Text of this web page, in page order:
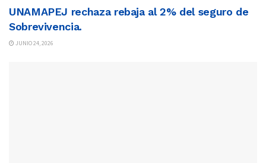
UNAMAPEJ rechaza rebaja al 2% del seguro de
Sobrevivencia.
JUNIO 24, 2026